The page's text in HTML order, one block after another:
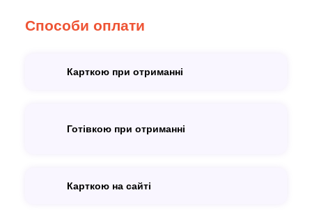
Способи оплати
Карткою при отриманні
Готівкою при отриманні
Карткою на сайті